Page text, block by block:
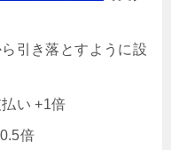
引き落とすように設
い +1倍
倍